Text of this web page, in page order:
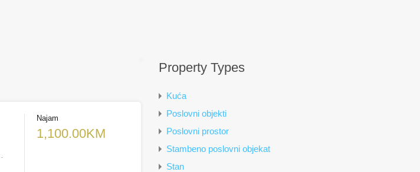
Najam
1,100.00KM
Property Types
Kuća
Poslovni objekti
Poslovni prostor
Stambeno poslovni objekat
Stan